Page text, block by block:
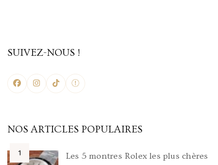
SUIVEZ-NOUS !
NOS ARTICLES POPULAIRES
Les 5 montres Rolex les plus chères